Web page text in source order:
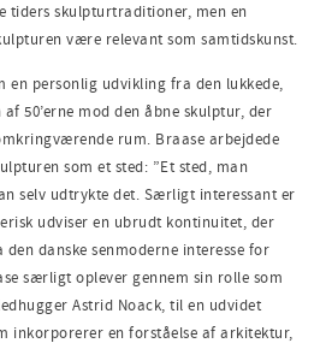
tiders skulpturtraditioner, men en
være relevant som samtidskunst.
en personlig udvikling fra den lukkede,
50’erne mod den åbne skulptur, der
rum. Braase arbejdede
som et sted: ”Et sted, man
selv udtrykte det. Særligt interessant er
udviser en ubrudt kontinuitet, der
danske senmoderne interesse for
særligt oplever gennem sin rolle som
Astrid Noack, til en udvidet
inkorporerer en forståelse af arkitektur,